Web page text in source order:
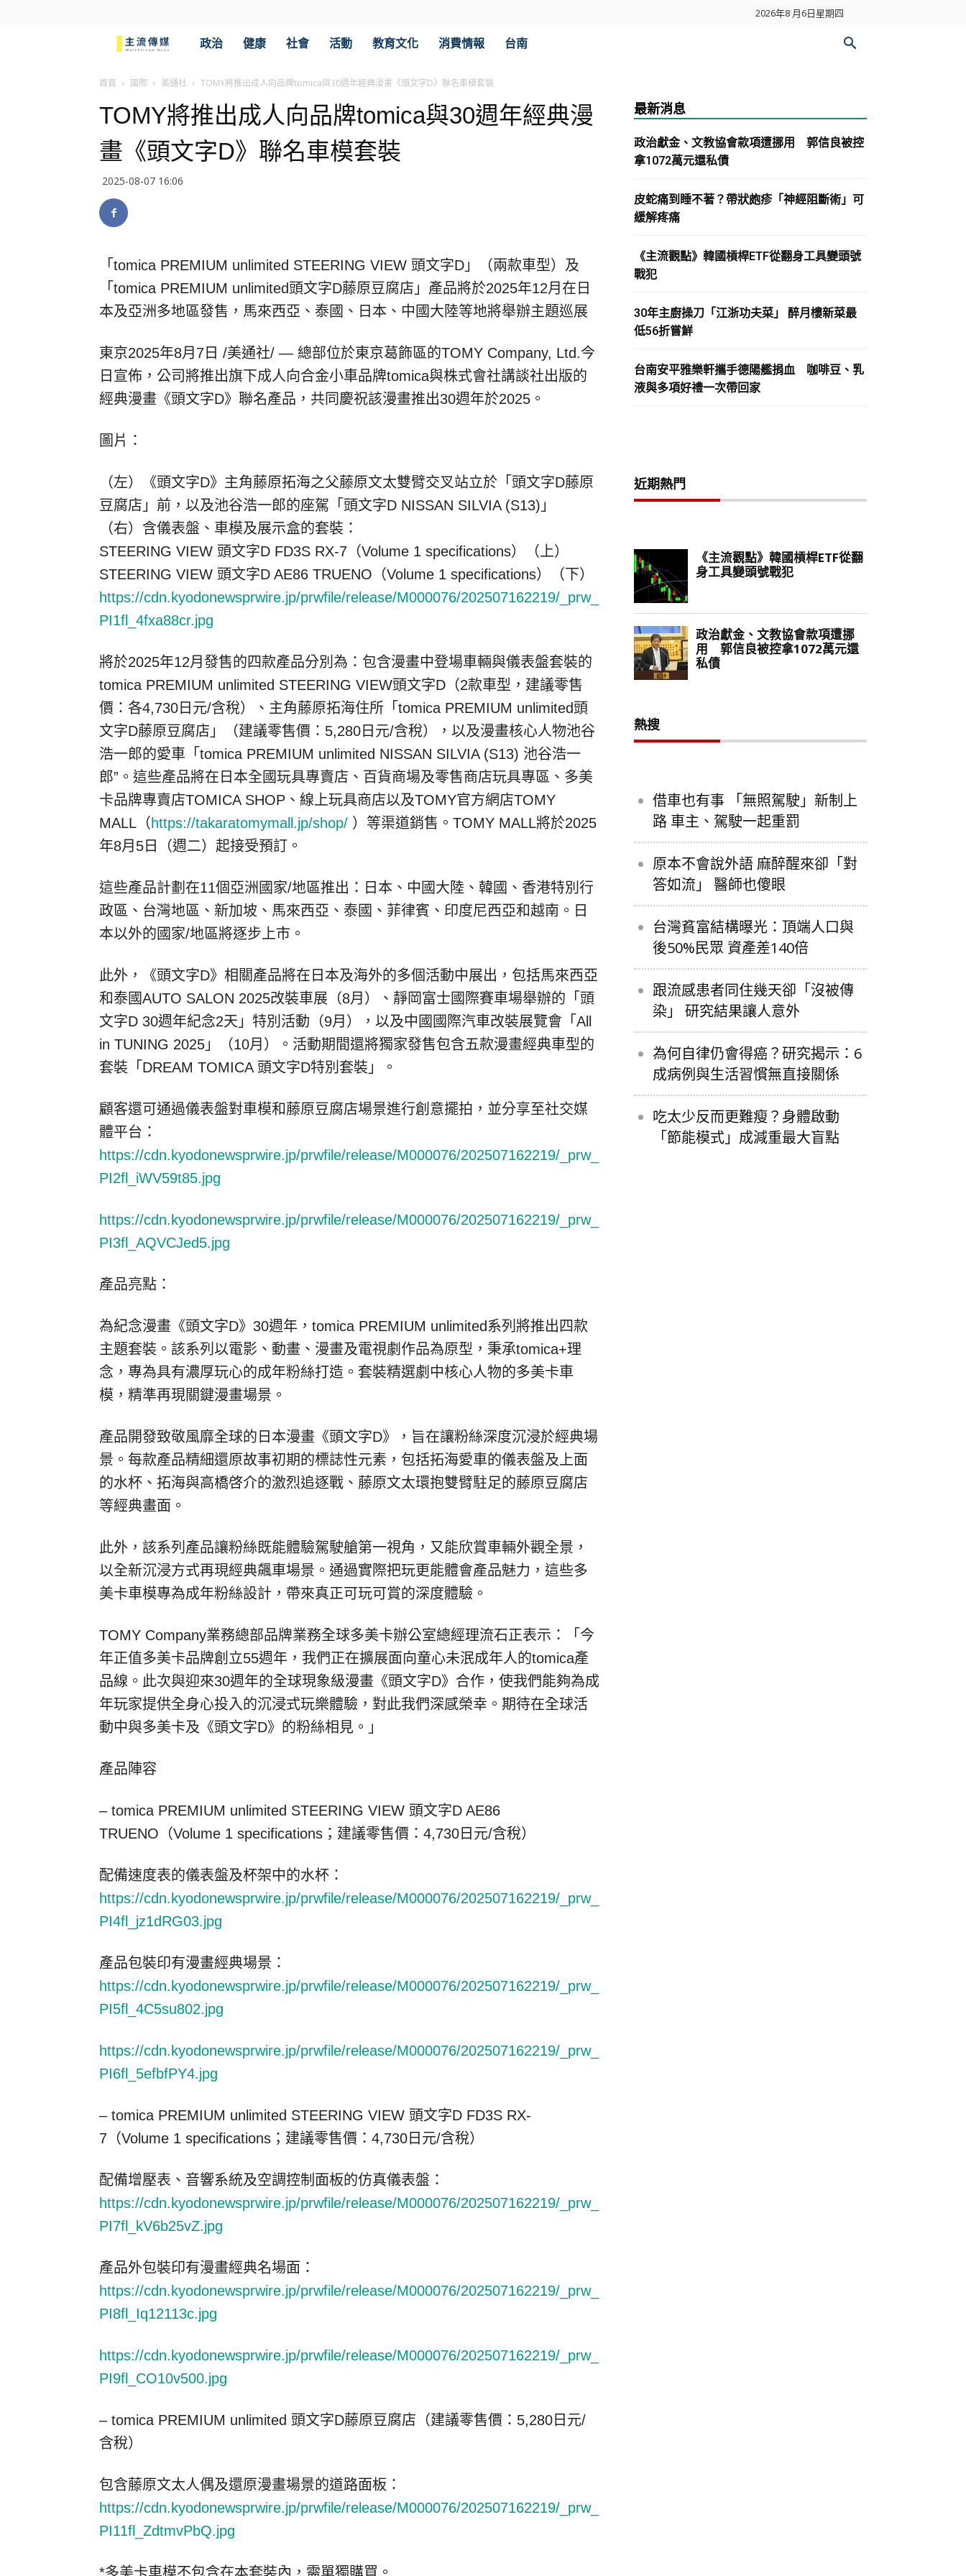
2026年8 月6日星期四
傳
媒
政治 健康 社會 活動 教育文化 消費情報 台南
首頁 國際 美通社 TOMY將推出成人向品牌tomica與30週年經典漫畫《頭文字D》聯名車模套裝
TOMY將推出成人向品牌tomica與30週年經典漫
畫《頭文字D》聯名車模套裝
2025-08-07 16:06
「 tomica PREMIUM unlimited STEERING VIEW 頭文字D」（兩款車型）及
「 tomica PREMIUM unlimited頭文字D藤原豆腐店」產品將於2025年12月在日
本及亞洲多地區發售 ，馬來西亞、泰國、日本、中國大陸等地將舉辦主題巡展
東京2025年8月7日 /美通社/ — 總部位於東京葛飾區的TOMY Company, Ltd.今
日宣佈，公司將推出旗下成人向合金小車品牌tomica與株式會社講談社出版的
經典漫畫《頭文字D》聯名產品，共同慶祝該漫畫推出30週年於2025 。
圖片：
（左）《頭文字D》主角藤原拓海之父藤原文太雙臂交叉站立於「頭文字D藤原
豆腐店」前，以及池谷浩一郎的座駕「頭文字D NISSAN SILVIA (S13)」
（右）含儀表盤、車模及展示盒的套裝：
STEERING VIEW 頭文字D FD3S RX-7（Volume 1 specifications）（上）
STEERING VIEW 頭文字D AE86 TRUENO（Volume 1 specifications）（下）
https://cdn.kyodonewsprwire.jp/prwfile/release/M000076/202507162219/_prw_
PI1fl_4fxa88cr.jpg
將於2025年12月發售的四款產品分別為：包含漫畫中登場車輛與儀表盤套裝的
tomica PREMIUM unlimited STEERING VIEW頭文字D（2款車型，建議零售
價：各4,730日元/含稅）、主角藤原拓海住所「 tomica PREMIUM unlimited頭
文字D藤原豆腐店」（建議零售價：5,280日元/含稅），以及漫畫核心人物池谷
浩一郎的愛車「 tomica PREMIUM unlimited NISSAN SILVIA (S13) 池谷浩一
郎”。這些產品將在日本全國玩具專賣店、百貨商場及零售商店玩具專區、多美
卡品牌專賣店TOMICA SHOP、線上玩具商店以及TOMY官方網店TOMY
MALL（ https://takaratomymall.jp/shop/ ）等渠道銷售。TOMY MALL將於2025
年8月5日（週二）起接受預訂。
這些產品計劃在11個亞洲國家/地區推出：日本、中國大陸、韓國、香港特別行
政區、台灣地區、新加坡、馬來西亞、泰國、菲律賓、印度尼西亞和越南。日
本以外的國家/地區將逐步上市。
此外，《頭文字D》相關產品將在日本及海外的多個活動中展出，包括馬來西亞
和泰國AUTO SALON 2025改裝車展（8月）、靜岡富士國際賽車場舉辦的「頭
文字D 30週年紀念2天」特別活動（9月），以及中國國際汽車改裝展覽會「All
in TUNING 2025」（10月）。活動期間還將獨家發售包含五款漫畫經典車型的
套裝「DREAM TOMICA 頭文字D特別套裝」。
顧客還可通過儀表盤對車模和藤原豆腐店場景進行創意擺拍，並分享至社交媒
體平台：
https://cdn.kyodonewsprwire.jp/prwfile/release/M000076/202507162219/_prw_
PI2fl_iWV59t85.jpg
https://cdn.kyodonewsprwire.jp/prwfile/release/M000076/202507162219/_prw_
PI3fl_AQVCJed5.jpg
產品亮點：
為紀念漫畫《頭文字D》30週年，tomica PREMIUM unlimited系列將推出四款
主題套裝。 該系列以電影、動畫、漫畫及電視劇作品為原型 ，秉承tomica+理
念，專為具有濃厚玩心的成年粉絲打造。套裝精選劇中核心人物的多美卡車
模，精準再現關鍵漫畫場景。
產品開發致敬風靡全球的日本漫畫《頭文字D》，旨在讓粉絲深度沉浸於經典場
景。每款產品精細還原故事初期的標誌性元素，包括拓海愛車的儀表盤及上面
的水杯、拓海與高橋啓介的激烈追逐戰、 藤原文太環抱雙臂駐足的藤原豆腐店
等經典畫面。
此外，該系列產品讓粉絲既能體驗駕駛艙第一視角，又能欣賞車輛外觀全景，
以全新沉浸方式再現經典飆車場景。通過實際把玩更能體會產品魅力，這些多
美卡車模專為成年粉絲設計，帶來真正可玩可賞的深度體驗。
TOMY Company業務總部品牌業務全球多美卡辦公室總經理流石正表示：「今
年正值多美卡品牌創立55週年，我們正在擴展面向童心未泯成年人的tomica產
品線。此次與迎來30週年的全球現象級漫畫《頭文字D》合作，使我們能夠為成
年玩家提供全身心投入的沉浸式玩樂體驗，對此我們深感榮幸。期待在全球活
動中與多美卡及《頭文字D》的粉絲相見。」
產品陣容
– tomica PREMIUM unlimited STEERING VIEW 頭文字D AE86
TRUENO（Volume 1 specifications ；建議零售價：4,730日元/含稅）
配備速度表的儀表盤及杯架中的水杯：
https://cdn.kyodonewsprwire.jp/prwfile/release/M000076/202507162219/_prw_
PI4fl_jz1dRG03.jpg
產品包裝印有漫畫經典場景：
https://cdn.kyodonewsprwire.jp/prwfile/release/M000076/202507162219/_prw_
PI5fl_4C5su802.jpg
https://cdn.kyodonewsprwire.jp/prwfile/release/M000076/202507162219/_prw_
PI6fl_5efbfPY4.jpg
– tomica PREMIUM unlimited STEERING VIEW 頭文字D FD3S RX-
7（Volume 1 specifications ；建議零售價：4,730日元/含稅）
配備增壓表、音響系統及空調控制面板的仿真儀表盤：
https://cdn.kyodonewsprwire.jp/prwfile/release/M000076/202507162219/_prw_
PI7fl_kV6b25vZ.jpg
產品外包裝印有漫畫經典名場面：
https://cdn.kyodonewsprwire.jp/prwfile/release/M000076/202507162219/_prw_
PI8fl_Iq12113c.jpg
https://cdn.kyodonewsprwire.jp/prwfile/release/M000076/202507162219/_prw_
PI9fl_CO10v500.jpg
– tomica PREMIUM unlimited 頭文字D藤原豆腐店（建議零售價：5,280日元/
含稅）
包含藤原文太人偶及還原漫畫場景的道路面板：
https://cdn.kyodonewsprwire.jp/prwfile/release/M000076/202507162219/_prw_
PI11fl_ZdtmvPbQ.jpg
*多美卡車模不包含在本套裝內，需單獨購買。
最新消息
政治獻金、文教協會款項遭挪用 郭信良被控
拿1072萬元還私債
皮蛇痛到睡不著？帶狀皰疹「神經阻斷術」可
緩解疼痛
《主流觀點》韓國槓桿ETF從翻身工具變頭號
戰犯
30年主廚操刀「江浙功夫菜」 醉月樓新菜最
低56折嘗鮮
台南安平雅樂軒攜手德陽艦捐血 咖啡豆、乳
液與多項好禮一次帶回家
近期熱門
熱搜
借車也有事 「無照駕駛」新制上
路 車主、駕駛一起重罰
原本不會說外語 麻醉醒來卻「對
答如流」 醫師也傻眼
台灣貧富結構曝光：頂端人口與
後50%民眾 資產差140倍
跟流感患者同住幾天卻「沒被傳
染」 研究結果讓人意外
為何自律仍會得癌？研究揭示：6
成病例與生活習慣無直接關係
吃太少反而更難瘦？身體啟動
「節能模式」成減重最大盲點